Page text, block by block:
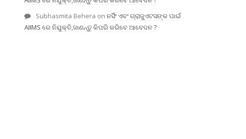
Subhasmita Behera on ନର୍ସିଂ ଏବଂ ଗ୍ରାଜୁଏଟସଙ୍କ ପାଇଁ
AIIMS ରେ ନିଯୁକ୍ତି,ଜାଣନ୍ତୁ କିପରି କରିବେ ଆବେଦନ ?